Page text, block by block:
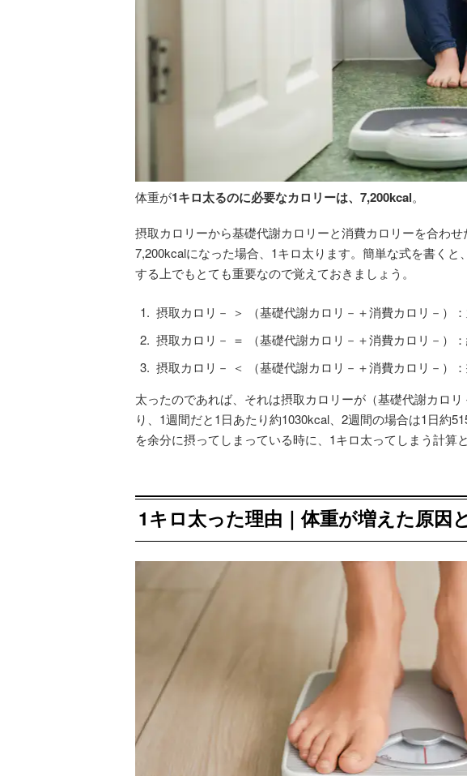
体重が1キロ太るのに必要なカロリーは、7,200kcal。
摂取カロリーから基礎代謝カロリーと消費カロリーを合わ
7,200kcalになった場合、1キロ太ります。簡単な式を書く
する上でもとても重要なので覚えておきましょう。
摂取カロリ－ ＞ （基礎代謝カロリ－＋消費カロリ－）：
摂取カロリ－ ＝ （基礎代謝カロリ－＋消費カロリ－）：
摂取カロリ－ ＜ （基礎代謝カロリ－＋消費カロリ－）：
太ったのであれば、それは摂取カロリーが（基礎代謝カロ
り、1週間だと1日あたり約1030kcal、2週間の場合は1日約
を余分に摂ってしまっている時に、1キロ太ってしまう計算と
1キロ太った理由｜体重が増えた原因